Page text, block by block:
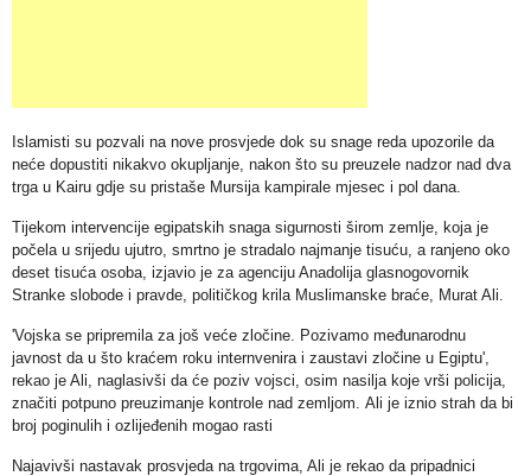
Islamisti su pozvali na nove prosvjede dok su snage reda upozorile da
neće dopustiti nikakvo okupljanje, nakon što su preuzele nadzor nad dva
trga u Kairu gdje su pristaše Mursija kampirale mjesec i pol dana.
Tijekom intervencije egipatskih snaga sigurnosti širom zemlje, koja je
počela u srijedu ujutro, smrtno je stradalo najmanje tisuću, a ranjeno oko
deset tisuća osoba, izjavio je za agenciju Anadolija glasnogovornik
Stranke slobode i pravde, političkog krila Muslimanske braće, Murat Ali.
'Vojska se pripremila za još veće zločine. Pozivamo međunarodnu
javnost da u što kraćem roku internvenira i zaustavi zločine u Egiptu',
rekao je Ali, naglasivši da će poziv vojsci, osim nasilja koje vrši policija,
značiti potpuno preuzimanje kontrole nad zemljom. Ali je iznio strah da bi
broj poginulih i ozlijeđenih mogao rasti
Najavivši nastavak prosvjeda na trgovima, Ali je rekao da pripadnici